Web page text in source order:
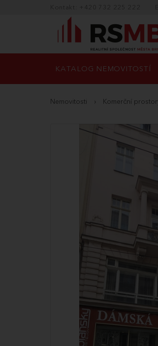
KATALOG NEMOVITOSTÍ
Nemovitosti › Komerční